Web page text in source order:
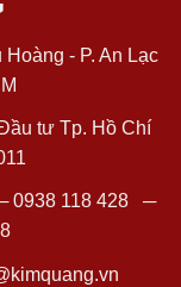
- P. An Lạc
tư Tp. Hồ Chí
0938 118 428─